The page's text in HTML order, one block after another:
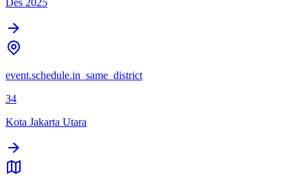
event.schedule.in_same_district
34
Kota Jakarta Utara